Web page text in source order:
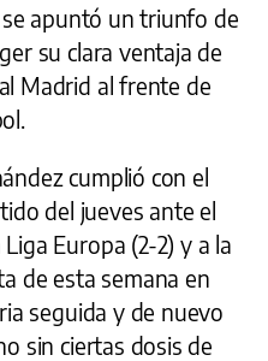
se apuntó un triunfo de
su clara ventaja de
Madrid al frente de
cumplió con el
del jueves ante el
Europa (2-2) y a la
de esta semana en
seguida y de nuevo
sin ciertas dosis de